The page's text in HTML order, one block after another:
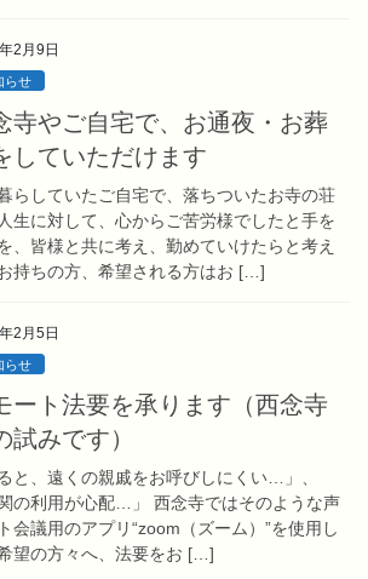
2月9日
らせ
寺やご自宅で、お通夜・お葬
していただけます
らしていたご自宅で、落ちついたお寺の荘
生に対して、心からご苦労様でしたと手を
、皆様と共に考え、勤めていけたらと考え
持ちの方、希望される方はお […]
2月5日
らせ
ート法要を承ります（西念寺
試みです）
と、遠くの親戚をお呼びしにくい…」、
の利用が心配…」 西念寺ではそのような声
会議用のアプリ“zoom（ズーム）”を使用し
望の方々へ、法要をお […]